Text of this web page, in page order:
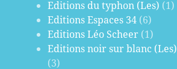
Editions du typhon (Les) (1)
Editions Espaces 34 (6)
Editions Léo Scheer (1)
Editions noir sur blanc (Les)
(3)